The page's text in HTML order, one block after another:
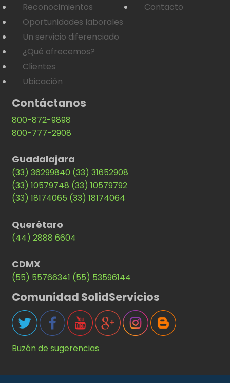
Reconocimientos
Oportunidades laborales
Un servicio diferenciado
¿Qué ofrecemos?
Clientes
Ubicación
Contacto
Contáctanos
800-872-9898
800-777-2908
Guadalajara
(33) 36299840 (33) 31652908
(33) 10579748 (33) 10579792
(33) 18174065 (33) 18174064
Querétaro
(44) 2888 6604
CDMX
(55) 55766341 (55) 53596144
Comunidad SolidServicios
Buzón de sugerencias